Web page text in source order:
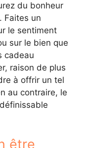
du bonheur
Faites un
le sentiment
sur le bien que
cadeau
raison de plus
à offrir un tel
au contraire, le
être